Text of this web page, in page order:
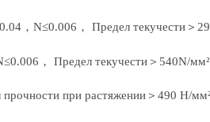
，N≤0.006， Предел текучести＞
， Предел текучести＞540N/
при растяжении＞490 Н/